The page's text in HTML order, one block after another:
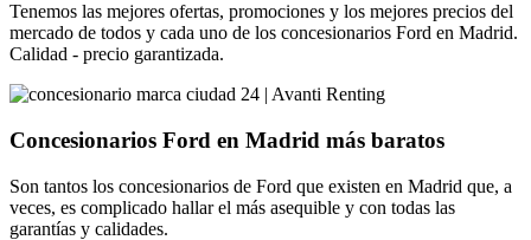
Tenemos las mejores ofertas, promociones y los mejores precios del
mercado de todos y cada uno de los concesionarios Ford en Madrid.
Calidad - precio garantizada.
Concesionarios Ford en Madrid más baratos
Son tantos los concesionarios de Ford que existen en Madrid que, a
veces, es complicado hallar el más asequible y con todas las
garantías y calidades.